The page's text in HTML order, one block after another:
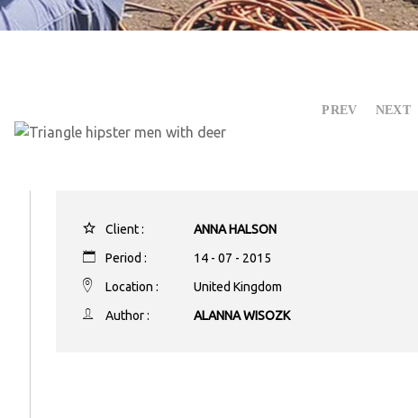
PREV NEXT
Client :
ANNA HALSON
Period :
14 - 07 - 2015
Location :
United Kingdom
Author :
ALANNA WISOZK